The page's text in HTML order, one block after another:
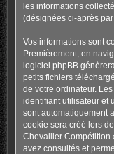
les informations
(désignées ci-après
Vos informations sont
Premièrement, en
logiciel phpBB
petits fichiers
de votre ordinateur.
identifiant utilisateur et
sont automatiquement
cookie sera créé lors
Chevallier Compétition
avez consultés et